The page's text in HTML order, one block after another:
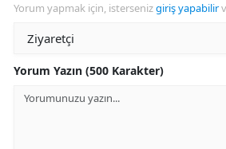
Yorum yapmak için, istersenizgiriş yapabilir
Yorum Yazın (500 Karakter)